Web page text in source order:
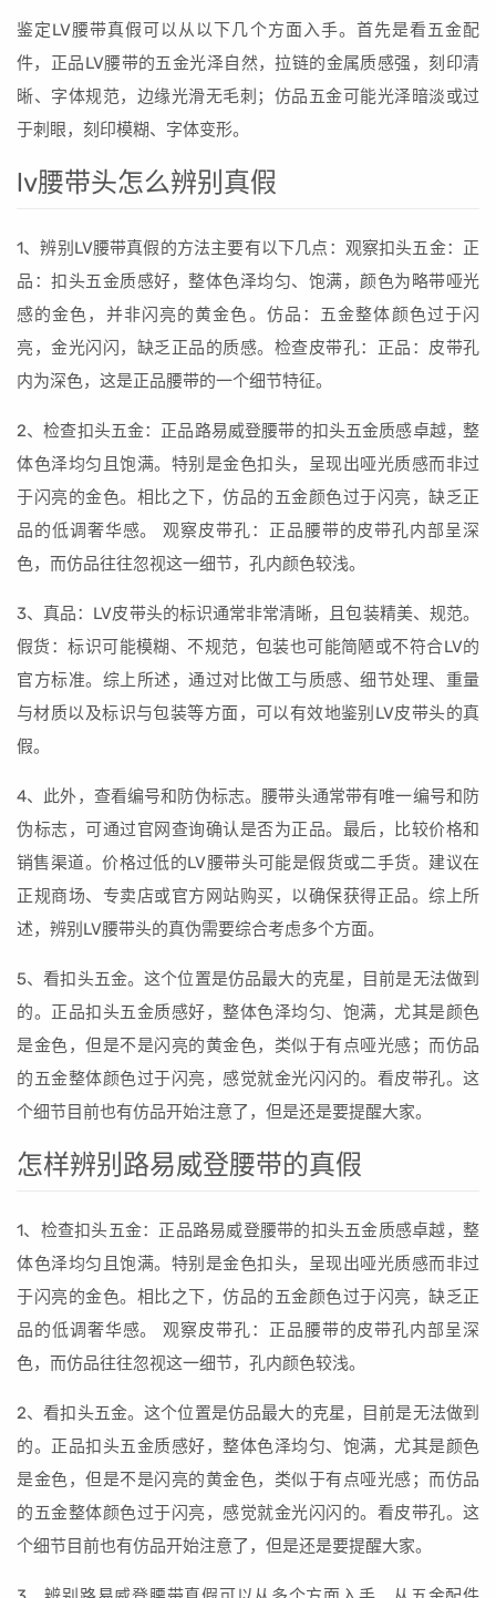
鉴定LV腰带真假可以从以下几个方面入手。首先是看五金配
件，正品LV腰带的五金光泽自然，拉链的金属质感强，刻印清
晰、字体规范，边缘光滑无毛刺；仿品五金可能光泽暗淡或过
于刺眼，刻印模糊、字体变形。
lv腰带头怎么辨别真假
1、辨别LV腰带真假的方法主要有以下几点：观察扣头五金：正
品：扣头五金质感好，整体色泽均匀、饱满，颜色为略带哑光
感的金色，并非闪亮的黄金色。仿品：五金整体颜色过于闪
亮，金光闪闪，缺乏正品的质感。检查皮带孔：正品：皮带孔
内为深色，这是正品腰带的一个细节特征。
2、检查扣头五金：正品路易威登腰带的扣头五金质感卓越，整
体色泽均匀且饱满。特别是金色扣头，呈现出哑光质感而非过
于闪亮的金色。相比之下，仿品的五金颜色过于闪亮，缺乏正
品的低调奢华感。 观察皮带孔：正品腰带的皮带孔内部呈深
色，而仿品往往忽视这一细节，孔内颜色较浅。
3、真品：LV皮带头的标识通常非常清晰，且包装精美、规范。
假货：标识可能模糊、不规范，包装也可能简陋或不符合LV的
官方标准。综上所述，通过对比做工与质感、细节处理、重量
与材质以及标识与包装等方面，可以有效地鉴别LV皮带头的真
假。
4、此外，查看编号和防伪标志。腰带头通常带有唯一编号和防
伪标志，可通过官网查询确认是否为正品。最后，比较价格和
销售渠道。价格过低的LV腰带头可能是假货或二手货。建议在
正规商场、专卖店或官方网站购买，以确保获得正品。综上所
述，辨别LV腰带头的真伪需要综合考虑多个方面。
5、看扣头五金。这个位置是仿品最大的克星，目前是无法做到
的。正品扣头五金质感好，整体色泽均匀、饱满，尤其是颜色
是金色，但是不是闪亮的黄金色，类似于有点哑光感；而仿品
的五金整体颜色过于闪亮，感觉就金光闪闪的。看皮带孔。这
个细节目前也有仿品开始注意了，但是还是要提醒大家。
怎样辨别路易威登腰带的真假
1、检查扣头五金：正品路易威登腰带的扣头五金质感卓越，整
体色泽均匀且饱满。特别是金色扣头，呈现出哑光质感而非过
于闪亮的金色。相比之下，仿品的五金颜色过于闪亮，缺乏正
品的低调奢华感。 观察皮带孔：正品腰带的皮带孔内部呈深
色，而仿品往往忽视这一细节，孔内颜色较浅。
2、看扣头五金。这个位置是仿品最大的克星，目前是无法做到
的。正品扣头五金质感好，整体色泽均匀、饱满，尤其是颜色
是金色，但是不是闪亮的黄金色，类似于有点哑光感；而仿品
的五金整体颜色过于闪亮，感觉就金光闪闪的。看皮带孔。这
个细节目前也有仿品开始注意了，但是还是要提醒大家。